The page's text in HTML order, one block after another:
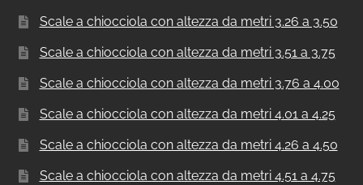
Scale a chiocciola con altezza da metri 3.26 a 3.50
Scale a chiocciola con altezza da metri 3.51 a 3.75
Scale a chiocciola con altezza da metri 3.76 a 4.00
Scale a chiocciola con altezza da metri 4.01 a 4.25
Scale a chiocciola con altezza da metri 4.26 a 4.50
Scale a chiocciola con altezza da metri 4.51 a 4.75